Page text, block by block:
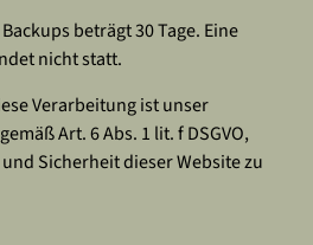
beträgt 30 Tage. Eine
nicht statt.
Verarbeitung ist unser
Art. 6 Abs. 1 lit. f DSGVO,
Sicherheit dieser Website zu